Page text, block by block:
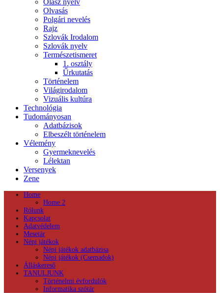
Olasz nyelv
Olvasás
Polgári nevelés
Rajz
Szlovák Irodalom
Szlovák nyelv
Természetismeret
1. osztály
Űrkutatás
Történelem
Világirodalom
Vizuális kultúra
Technológia
Tudományosan
Adatbázisok
Elbeszélt történelem
Vélemény
Gyermeknevelés
Lélektan
Versenyek
Zene
Home
Home 2
Rólunk
Kapcsolat
Adatvédelem
Mesetár
Népi játékok
Népi játékok adatbázisa
Népi játékok (Csemadok)
Álláskereső
TANULJUNK
Történelmi évfordulók
Informatika szótár